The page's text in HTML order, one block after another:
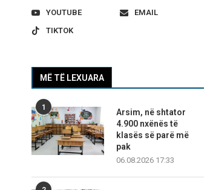
YOUTUBE
EMAIL
TIKTOK
MË TË LEXUARA
1
Arsim, në shtator
4.900 nxënës të
klasës së parë më
pak
06.08.2026 17:33